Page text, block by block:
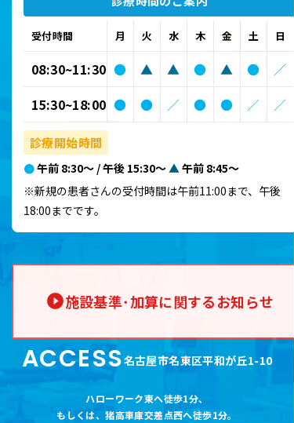
受付時間 月 火 水 木 金 土 日
08:30~11:30 ● ▲ ▲ ● ▲ ●
／
15:30~18:00 ● ● ／ ● ● ／ ／
診療開始時間
●午前 8:30～ / 午後 15:30～ ▲ 午前 8:45～
※新規の患者さんの受付時間は午前11:00まで、午後
18:00までです。
施設基準･加算に関するお知らせ
ACCESS名古屋市名東区平和が丘1-10
ハローワーク東へ徒歩1分、
もしくは、猪高車庫交差点西へ徒歩1分。